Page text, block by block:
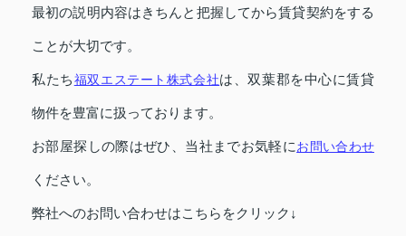
最初の説明内容はきちんと把握してから賃貸契約をする
ことが大切です。
私たち福双エステート株式会社は、双葉郡を中心に賃貸
物件を豊富に扱っております。
お部屋探しの際はぜひ、当社までお気軽にお問い合わせ
ください。
弊社へのお問い合わせはこちらをクリック↓